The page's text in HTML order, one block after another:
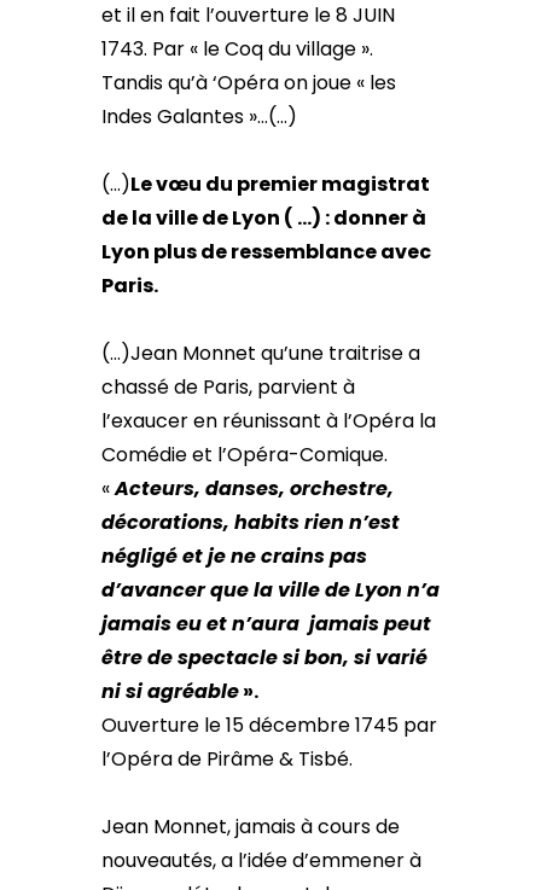
et il en fait l’ouverture le 8 JUIN
1743. Par « le Coq du village ».
Tandis qu’à ‘Opéra on joue « les
Indes Galantes »…(…)
(…)Le vœu du premier magistrat
de la ville de Lyon ( …) : donner à
Lyon plus de ressemblance avec
Paris.
(…)Jean Monnet qu’une traitrise a
chassé de Paris, parvient à
l’exaucer en réunissant à l’Opéra la
Comédie et l’Opéra-Comique.
«Acteurs, danses, orchestre,
décorations, habits rien n’est
négligé et je ne crains pas
d’avancer que la ville de Lyon n’a
jamais eu et n’aura jamais peut
être de spectacle si bon, si varié
ni si agréable».
Ouverture le 15 décembre 1745 par
l’Opéra de Pirâme & Tisbé.
Jean Monnet, jamais à cours de
nouveautés, a l’idée d’emmener à